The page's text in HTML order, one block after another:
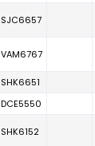
SJC6657
VAM6767
SHK6651
DCE5550
SHK6152